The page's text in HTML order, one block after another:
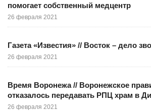
помогает собственный медцентр
26 февраля 2021
Газета «Известия» // Восток – дело
26 февраля 2021
Время Воронежа // Воронежское
отказалось передавать РПЦ храм в
26 февраля 2021